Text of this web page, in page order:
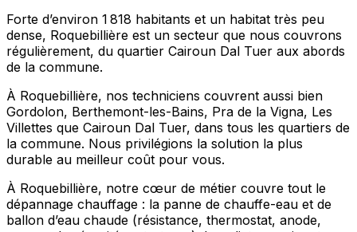
Forte d’environ 1 818 habitants et un habitat très peu
dense, Roquebillière est un secteur que nous couvrons
régulièrement, du quartier Cairoun Dal Tuer aux abords
de la commune.
À Roquebillière, nos techniciens couvrent aussi bien
Gordolon, Berthemont-les-Bains, Pra de la Vigna, Les
Villettes que Cairoun Dal Tuer, dans tous les quartiers de
la commune. Nous privilégions la solution la plus
durable au meilleur coût pour vous.
À Roquebillière, notre cœur de métier couvre tout le
dépannage chauffage : la panne de chauffe-eau et de
ballon d’eau chaude (résistance, thermostat, anode,